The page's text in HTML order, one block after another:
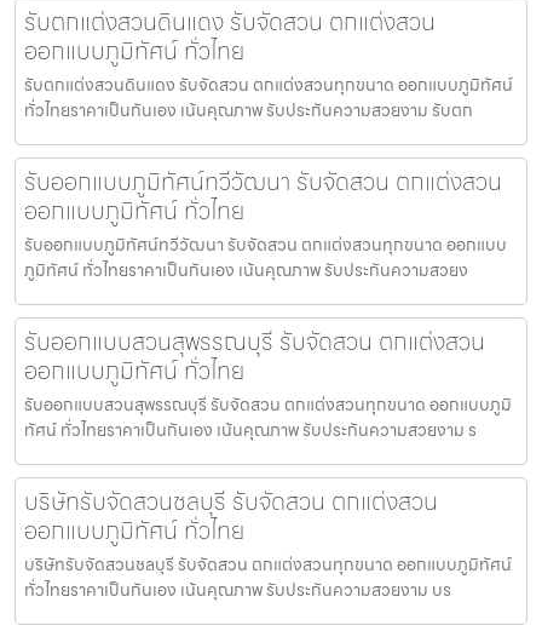
รับตกแต่งสวนดินแดง รับจัดสวน ตกแต่งสวน
ออกแบบภูมิทัศน์ ทั่วไทย
รับตกแต่งสวนดินแดง รับจัดสวน ตกแต่งสวนทุกขนาด ออกแบบภูมิทัศน์
ทั่วไทยราคาเป็นกันเอง เน้นคุณภาพ รับประกันความสวยงาม รับตก
รับออกแบบภูมิทัศน์ทวีวัฒนา รับจัดสวน ตกแต่งสวน
ออกแบบภูมิทัศน์ ทั่วไทย
รับออกแบบภูมิทัศน์ทวีวัฒนา รับจัดสวน ตกแต่งสวนทุกขนาด ออกแบบ
ภูมิทัศน์ ทั่วไทยราคาเป็นกันเอง เน้นคุณภาพ รับประกันความสวยง
รับออกแบบสวนสุพรรณบุรี รับจัดสวน ตกแต่งสวน
ออกแบบภูมิทัศน์ ทั่วไทย
รับออกแบบสวนสุพรรณบุรี รับจัดสวน ตกแต่งสวนทุกขนาด ออกแบบภูมิ
ทัศน์ ทั่วไทยราคาเป็นกันเอง เน้นคุณภาพ รับประกันความสวยงาม ร
บริษัทรับจัดสวนชลบุรี รับจัดสวน ตกแต่งสวน
ออกแบบภูมิทัศน์ ทั่วไทย
บริษัทรับจัดสวนชลบุรี รับจัดสวน ตกแต่งสวนทุกขนาด ออกแบบภูมิทัศน์
ทั่วไทยราคาเป็นกันเอง เน้นคุณภาพ รับประกันความสวยงาม บร